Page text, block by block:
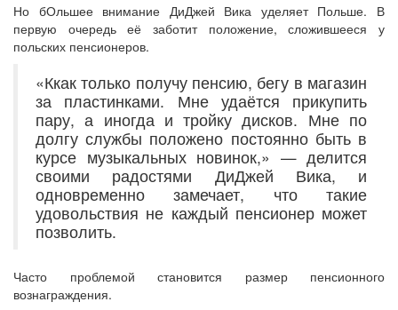
Но бОльшее внимание ДиДжей Вика уделяет Польше. В
первую очередь её заботит положение, сложившееся у
польских пенсионеров.
«Ккак только получу пенсию, бегу в магазин
за пластинками. Мне удаётся прикупить
пару, а иногда и тройку дисков. Мне по
долгу службы положено постоянно быть в
курсе музыкальных новинок,» — делится
своими радостями ДиДжей Вика, и
одновременно замечает, что такие
удовольствия не каждый пенсионер может
позволить.
Часто проблемой становится размер пенсионного
вознаграждения.